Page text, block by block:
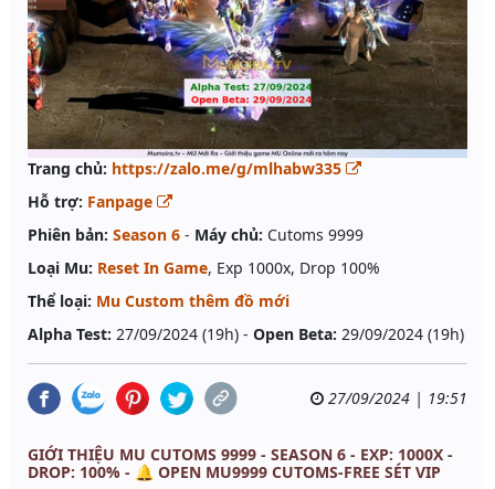
Trang chủ: https://zalo.me/g/mlhabw335
Hỗ trợ: Fanpage
Phiên bản: Season 6 - Máy chủ: Cutoms 9999
Loại Mu: Reset In Game, Exp 1000x, Drop 100%
Thể loại: Mu Custom thêm đồ mới
Alpha Test: 27/09/2024 (19h) - Open Beta: 29/09/2024 (19h)
27/09/2024 | 19:51
GIỚI THIỆU MU CUTOMS 9999 - SEASON 6 - EXP: 1000X -
DROP: 100% - 🔔 OPEN MU9999 CUTOMS-FREE SÉT VIP